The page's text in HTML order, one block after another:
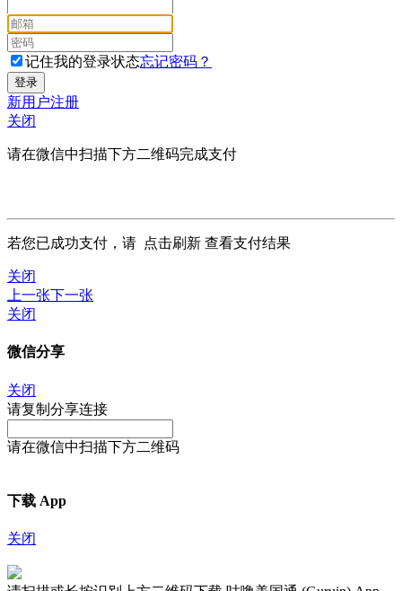
记住我的登录状态忘记密码？
新用户注册
关闭
请在微信中扫描下方二维码完成支付
若您已成功支付，请 点击刷新 查看支付结果
关闭
上一张下一张
关闭
微信分享
关闭
请复制分享连接
请在微信中扫描下方二维码
下载 App
关闭